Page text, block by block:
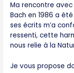
Ma rencontre
Bach en 1986 a
ses écrits m’a
ressenti, cette
nous relie à la
Je vous propose